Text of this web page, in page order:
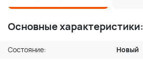
Основные характеристики:
Состояние: Новый